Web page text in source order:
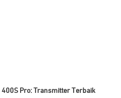
Pro: Transmitter Terbaik